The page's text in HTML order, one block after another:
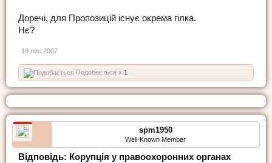
Доречі, для Пропозицій існує окрема гілка.
Нє?
18 лис 2007
Подобається x 1
spm1950
Well-Known Member
Відповідь: Корупція у правоохоронних органах